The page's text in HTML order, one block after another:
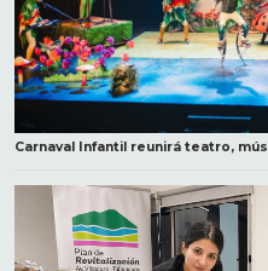
Carnaval Infantil reunirá teatro,